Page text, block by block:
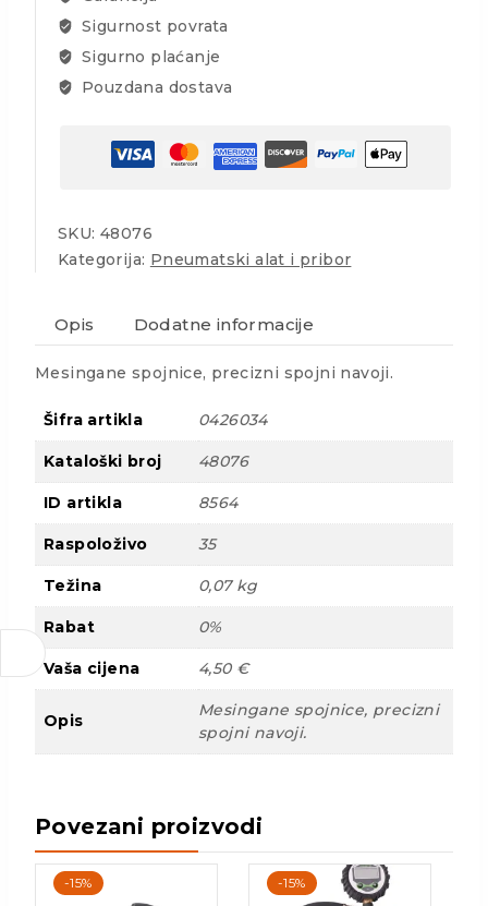
Sigurnost povrata
Sigurno plaćanje
Pouzdana dostava
SKU: 48076
Kategorija: Pneumatski alat i pribor
Opis Dodatne informacije
Mesingane spojnice, precizni spojni navoji.
Šifra artikla 0426034
Kataloški broj 48076
ID artikla 8564
Raspoloživo 35
Težina 0,07 kg
Rabat 0%
Vaša cijena 4,50 €
Opis
Mesingane spojnice, precizni
spojni navoji.
Povezani proizvodi
-15% -15%